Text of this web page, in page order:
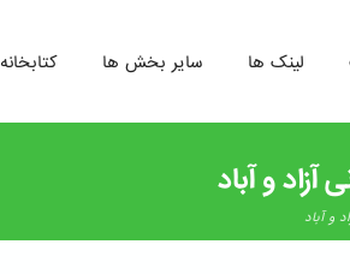
کتابخانه سایر بخش ها لینک ها
آزاد و آباد
و آباد